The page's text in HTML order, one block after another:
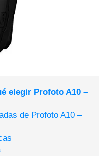
elegir Profoto A10 –
de Profoto A10 –